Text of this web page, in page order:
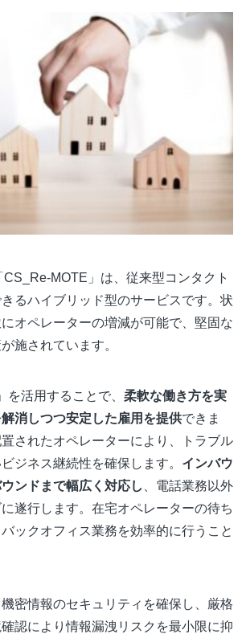
MOTE」は、従来型コンタクト
るハイブリッド型のサービスです。状
オペレーターの増減が可能で、堅固な
施されています。
を活用することで、 柔軟な働き方を実
消しつつ安定した雇用を提供できま
されたオペレーターにより、トラブル
ジネス継続性を確保します。 インバウ
ンドまで幅広く対応し
、電話業務以外
遂行します。在宅オペレーターの待ち
ックオフィス業務を効率的に行うこと
密情報のセキュリティを確保し、厳格
認により情報漏洩リスクを最小限に抑